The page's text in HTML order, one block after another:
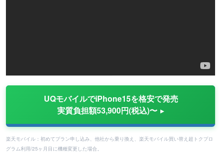
UQモバイルでiPhone15を格安で発売
実質負担額53,900円(税込)〜
楽天モバイル：初めてプラン申し込み、他社から乗り換え、楽天モバイル買い替え超トクプロ
グラム利用/25ヶ月目に機種変更した場合。